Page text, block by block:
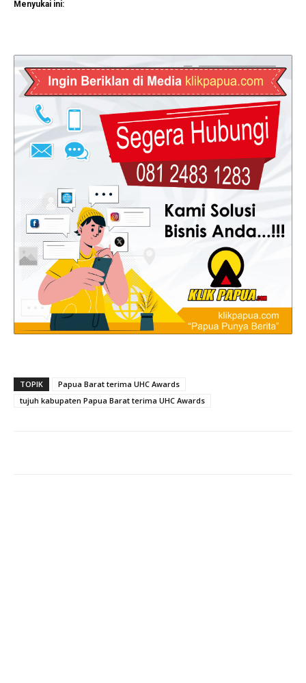
Menyukai ini:
TOPIK
Papua Barat terima UHC Awards
tujuh kabupaten Papua Barat terima UHC Awards